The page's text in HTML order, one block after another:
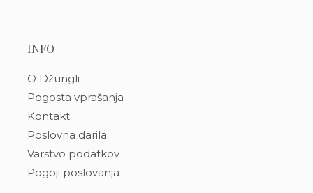
INFO
O Džungli
Pogosta vprašanja
Kontakt
Poslovna darila
Varstvo podatkov
Pogoji poslovanja